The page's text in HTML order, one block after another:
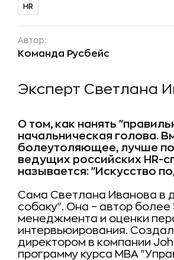
HR
Автор:
Команда Русбейс
Эксперт Светлана
О том, как нанять
начальническая голова.
болеутоляющее, лучше
ведущих российских HR-
называется: "Искусство
Сама Светлана Иванова в
собаку". Она – автор
менеджмента и оценки
интервьюирования.
директором в компании
программу курса МВА